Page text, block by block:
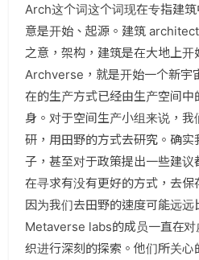
Arch这个词这个词现在专指建
意是开始、起源。建筑
之意，架构，建筑是在大地上开
Archverse，就是开始一个新宇
在的生产方式已经由生产空间
身。对于空间生产小组来说，我
研，用田野的方式去研究。确
子，甚至对于政策提出一些建
在寻求有没有更好的方式，去保
因为我们去田野的速度可能远远
Metaverse labs的成员一直在
织进行深刻的探索。他们所关